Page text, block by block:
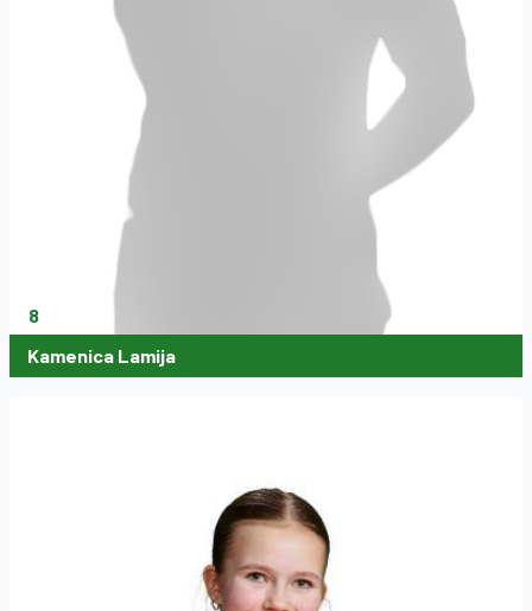
8
Kamenica Lamija